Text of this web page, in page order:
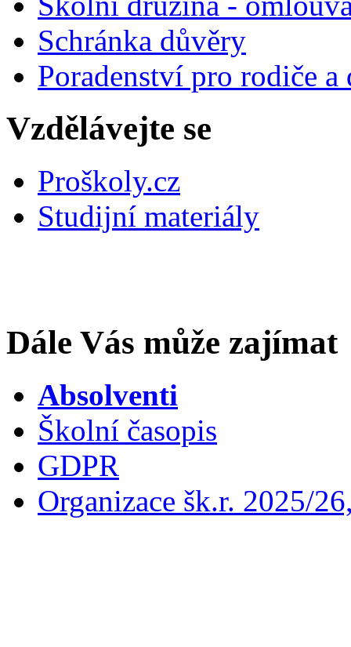
Schránka důvěry
Poradenství pro rodiče
Vzdělávejte se
Proškoly.cz
Studijní materiály
Dále Vás může zajímat
Absolventi
Školní časopis
GDPR
Organizace šk.r. 2025/